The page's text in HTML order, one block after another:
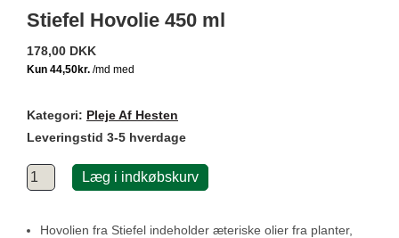
Stiefel Hovolie 450 ml
178,00 DKK
Kategori: Pleje Af Hesten
Leveringstid 3-5 hverdage
Læg i indkøbskurv
Hovolien fra Stiefel indeholder æteriske olier fra planter,